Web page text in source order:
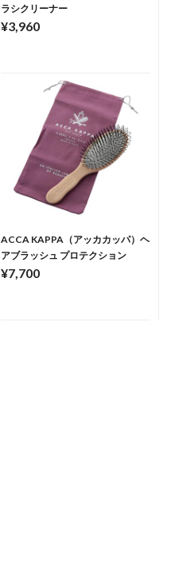
ラシクリーナー
¥3,960
ACCA KAPPA（アッカカッパ）ヘ
アブラッシュ プロテクション
¥7,700